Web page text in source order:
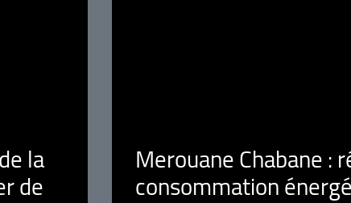
la
de
Merouane Chabane :
consommation